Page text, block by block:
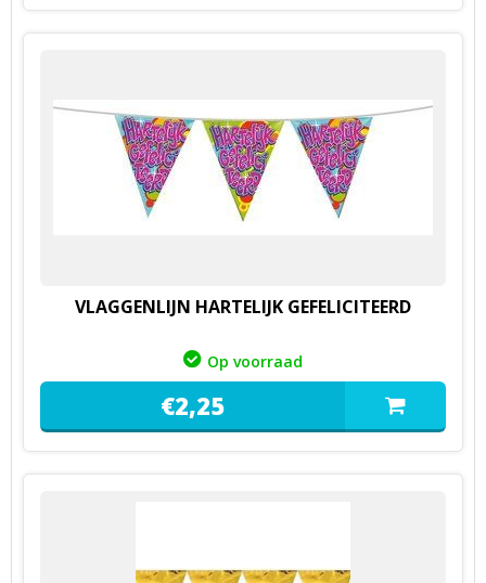
VLAGGENLIJN HARTELIJK GEFELICITEERD
Op voorraad
€2,25